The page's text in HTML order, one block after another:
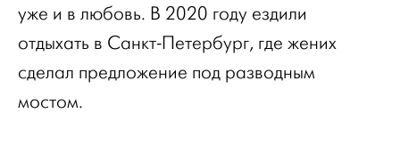
уже и в любовь. В 2020 году ездили
отдыхать в Санкт-Петербург, где жених
сделал предложение под разводным
мостом.